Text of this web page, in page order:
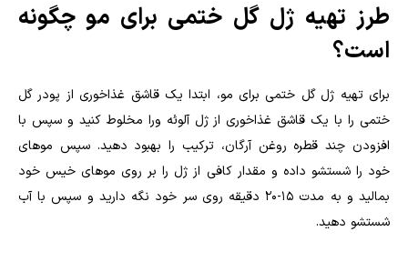
طرز تهیه ژل گل ختمی برای مو چگونه
است؟
برای تهیه ژل گل ختمی برای مو، ابتدا یک قاشق غذاخوری از پودر گل
ختمی را با یک قاشق غذاخوری از ژل آلوئه ورا مخلوط کنید و سپس با
افزودن چند قطره روغن آرگان، ترکیب را بهبود دهید. سپس موهای
خود را شستشو داده و مقدار کافی از ژل را بر روی موهای خیس خود
بمالید و به مدت 15-20 دقیقه روی سر خود نگه دارید و سپس با آب
شستشو دهید.